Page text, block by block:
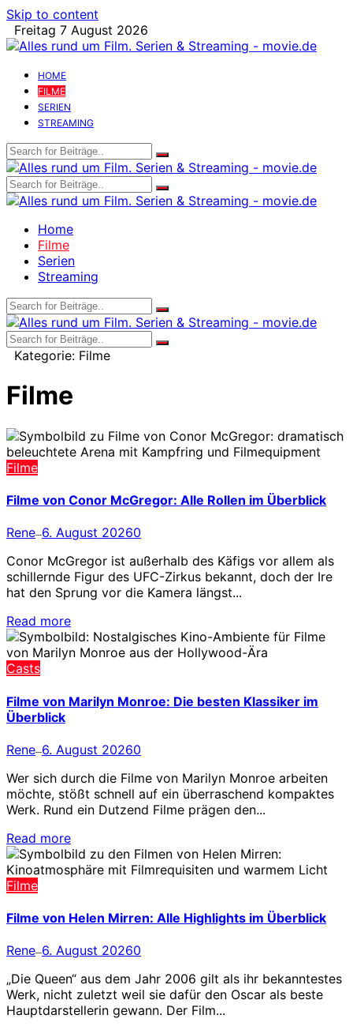
Skip to content
Freitag 7 August 2026
HOME
FILME
SERIEN
STREAMING
Home
Filme
Serien
Streaming
Kategorie: Filme
Filme
Filme
Filme von Conor McGregor: Alle Rollen im Überblick
Rene—6. August 20260
Conor McGregor ist außerhalb des Käfigs vor allem als
schillernde Figur des UFC-Zirkus bekannt, doch der Ire
hat den Sprung vor die Kamera längst...
Read more
Casts
Filme von Marilyn Monroe: Die besten Klassiker im
Überblick
Rene—6. August 20260
Wer sich durch die Filme von Marilyn Monroe arbeiten
möchte, stößt schnell auf ein überraschend kompaktes
Werk. Rund ein Dutzend Filme prägen den...
Read more
Filme
Filme von Helen Mirren: Alle Highlights im Überblick
Rene—6. August 20260
„Die Queen“ aus dem Jahr 2006 gilt als ihr bekanntestes
Werk, nicht zuletzt weil sie dafür den Oscar als beste
Hauptdarstellerin gewann. Der Film...